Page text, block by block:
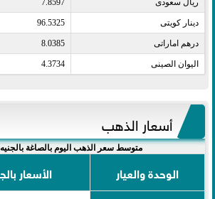
ريال سعودى​ 7.8597
دينار كويتى​ 96.5325
درهم اماراتى​ 8.0385
اليوان الصينى​ 4.3734
أسعار الذهب
متوسط سعر الذهب اليوم بالصاغة
الوحدة والعيار
الأسعار